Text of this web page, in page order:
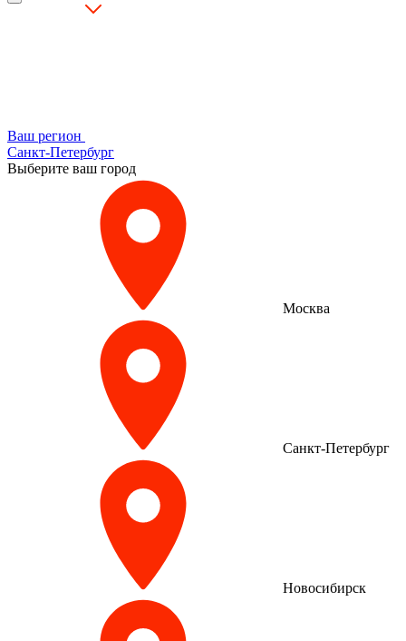
Ваш регион
Санкт-Петербург
Выберите ваш город
Москва
Санкт-Петербург
Новосибирск